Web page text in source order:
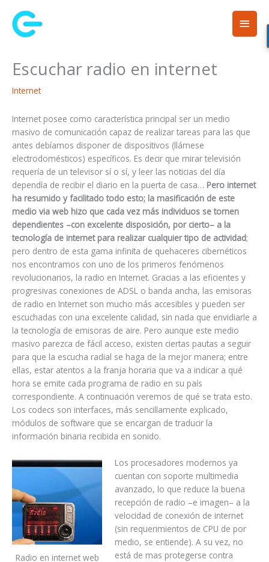
contenido
Escuchar radio en internet
Internet
Internet posee como característica principal ser un medio
masivo de comunicación capaz de realizar tareas para las que
antes debíamos disponer de dispositivos (llámese
electrodomésticos) específicos. Es decir que mirar televisión
requería de un televisor sí o sí, y leer las noticias del día
dependía de recibir el diario en la puerta de casa… Pero internet
ha resumido y facilitado todo esto; la masificación de este
medio via web hizo que cada vez más individuos se tornen
dependientes –con excelente disposición, por cierto– a la
tecnología de internet para realizar cualquier tipo de actividad;
pero dentro de esta gama infinita de quehaceres cibernéticos
nos encontramos con uno de los primeros fenómenos
revolucionarios, la radio en Internet. Gracias a las eficientes y
progresivas conexiones de ADSL o banda ancha, las emisoras
de radio en Internet son mucho más accesibles y pueden ser
escuchadas con una excelente calidad, sin nada que envidiarle a
la tecnología de emisoras de aire. Pero aunque este medio
masivo parezca de fácil acceso, existen ciertas pautas a seguir
para que la escucha radial se haga de la mejor manera; entre
ellas, estar atentos a la franja horaria que va a indicar a qué
hora se emite cada programa de radio en su país
correspondiente. A continuación veremos de qué se trata esto.
Los codecs son interfaces, más sencillamente explicado,
módulos de software que se encargan de traducir la
información binaria recibida en sonido.
Radio en internet web
Los procesadores modernos ya
cuentan con soporte multimedia
avanzado, lo que reduce la buena
recepción de radio –e imagen– a la
velocidad de conexión de internet
(sin requerimientos de CPU de por
medio, se entiende). A su vez, no
está de mas protegerse contra